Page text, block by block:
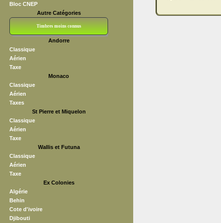
Bloc CNEP
Autre Catégories
Timbres moins connus
Andorre
Classique
Aérien
Taxe
Monaco
Classique
Aérien
Taxes
St Pierre et Miquelon
Classique
Aérien
Taxe
Wallis et Futuna
Classique
Aérien
Taxe
Ex Colonies
Algérie
Behin
Cote d'ivoire
Djibouti